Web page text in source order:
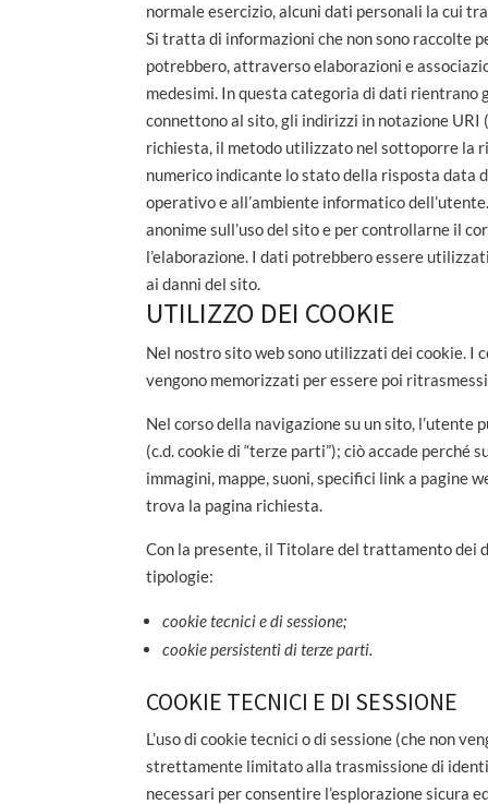
normale esercizio, alcuni dati personali la cui
Si tratta di informazioni che non sono raccolte
potrebbero, attraverso elaborazioni e
medesimi. In questa categoria di dati
connettono al sito, gli indirizzi in notazione
richiesta, il metodo utilizzato nel sottoporre la
numerico indicante lo stato della risposta
operativo e all’ambiente informatico
anonime sull’uso del sito e per controllarne il
l’elaborazione. I dati potrebbero essere
ai danni del sito.
UTILIZZO DEI COOKIE
Nel nostro sito web sono utilizzati dei cookie. I
vengono memorizzati per essere poi
Nel corso della navigazione su un sito,
(c.d. cookie di “terze parti”); ciò accade perché
immagini, mappe, suoni, specifici link a pagine
trova la pagina richiesta.
Con la presente, il Titolare del trattamento dei
tipologie:
cookie tecnici e di sessione;
cookie persistenti di terze parti.
COOKIE TECNICI E DI SESSIONE
L’uso di cookie tecnici o di sessione (che non
strettamente limitato alla trasmissione di
necessari per consentire l’esplorazione sicura